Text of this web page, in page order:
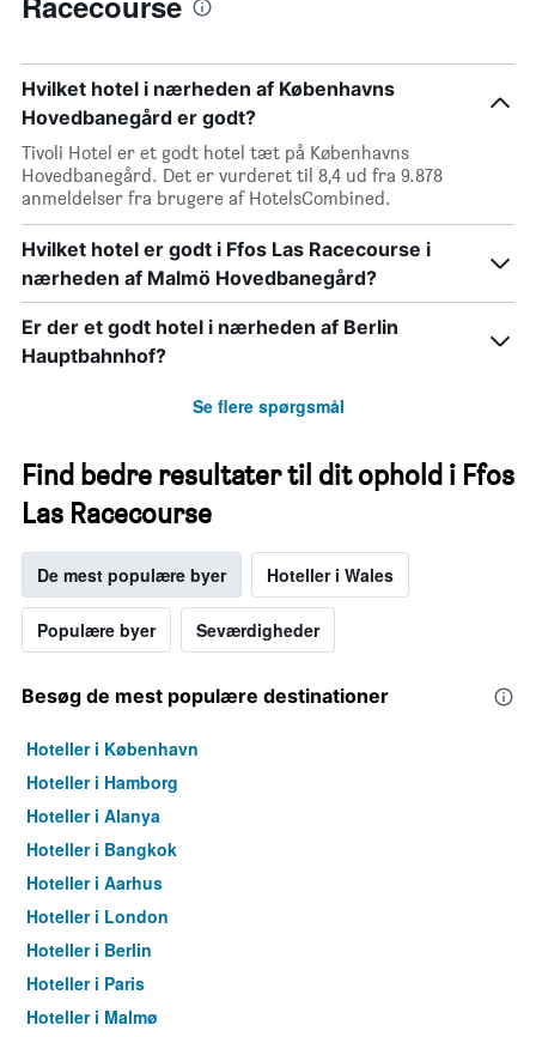
Hvilket hotel i nærheden af Københavns
Hovedbanegård er godt?
Tivoli Hotel er et godt hotel tæt på Københavns
Hovedbanegård. Det er vurderet til 8,4 ud fra 9.878
anmeldelser fra brugere af HotelsCombined.
Hvilket hotel er godt i Ffos Las Racecourse i
nærheden af Malmö Hovedbanegård?
Er der et godt hotel i nærheden af Berlin
Hauptbahnhof?
Se flere spørgsmål
Find bedre resultater til dit ophold i Ffos
Las Racecourse
De mest populære byer Hoteller i Wales
Populære byer Seværdigheder
Besøg de mest populære destinationer
Hoteller i København
Hoteller i Hamborg
Hoteller i Alanya
Hoteller i Bangkok
Hoteller i Aarhus
Hoteller i London
Hoteller i Berlin
Hoteller i Paris
Hoteller i Malmø